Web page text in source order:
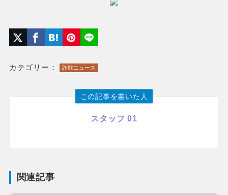
カテゴリー： 詐欺ニュース
この記事を書いた人
スタッフ 01
関連記事